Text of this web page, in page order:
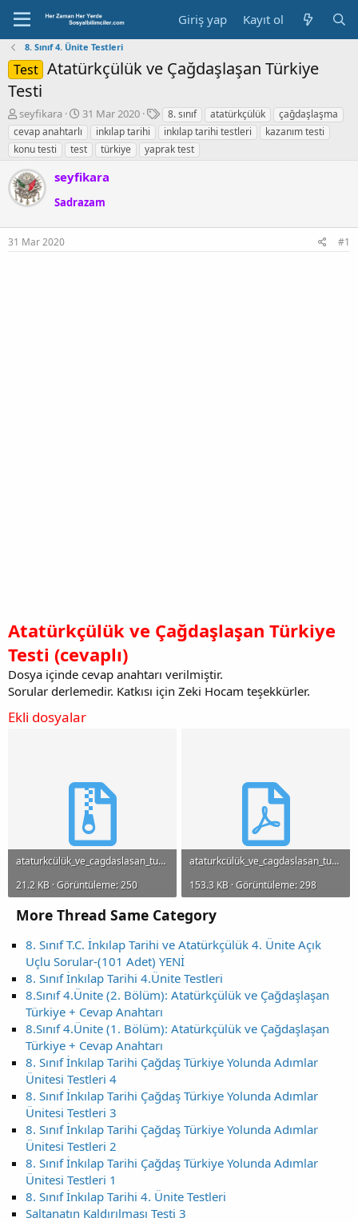
Giriş yap Kayıt ol
8. Sınıf 4. Ünite Testleri
Test Atatürkçülük ve Çağdaşlaşan Türkiye
Testi
K
o
n
b
u
y
u
a
ş
seyfikara
B
a
ş
l
a
n
g
ç
31 Mar 2020
E
t
i
k
r
8. sınıf atatürkçülük
çağdaşlaşma
cevap anahtarlı
inkılap tarihi inkılap tarihi testleri
kazanım testi
konu testi
test türkiye yaprak test
seyfikara
Sadrazam
31 Mar 2020 #1
Atatürkçülük ve Çağdaşlaşan Türkiye
Testi (cevaplı)
Dosya içinde cevap anahtarı verilmiştir.
Sorular derlemedir. Katkısı için Zeki Hocam teşekkürler.
Ekli dosyalar
ataturkcülük_ve_cagdaslasan_turkiye_test_cevapli.zip
21.2 KB · Görüntüleme: 250
ataturkcülük_ve_cagdaslasan_turkiye_terst.pdf
153.3 KB · Görüntüleme: 298
More Thread Same Category
8. Sınıf T.C. İnkılap Tarihi ve Atatürkçülük 4. Ünite Açık
Uçlu Sorular-(101 Adet) YENİ
8. Sınıf İnkılap Tarihi 4.Ünite Testleri
8.Sınıf 4.Ünite (2. Bölüm): Atatürkçülük ve Çağdaşlaşan
Türkiye + Cevap Anahtarı
8.Sınıf 4.Ünite (1. Bölüm): Atatürkçülük ve Çağdaşlaşan
Türkiye + Cevap Anahtarı
8. Sınıf İnkılap Tarihi Çağdaş Türkiye Yolunda Adımlar
Ünitesi Testleri 4
8. Sınıf İnkılap Tarihi Çağdaş Türkiye Yolunda Adımlar
Ünitesi Testleri 3
8. Sınıf İnkılap Tarihi Çağdaş Türkiye Yolunda Adımlar
Ünitesi Testleri 2
8. Sınıf İnkılap Tarihi Çağdaş Türkiye Yolunda Adımlar
Ünitesi Testleri 1
8. Sınıf İnkılap Tarihi 4. Ünite Testleri
Saltanatın Kaldırılması Testi 3